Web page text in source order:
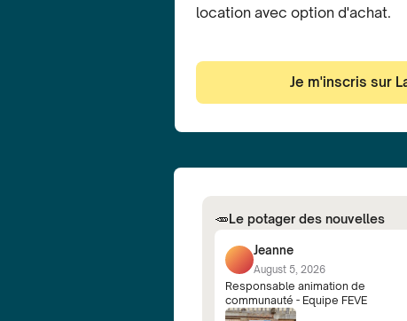
location avec option d'achat.
Je m'inscris sur
🥕Le potager des nouvelles
Jeanne
August 5, 2026
Responsable animation de
communauté - Equipe FEVE